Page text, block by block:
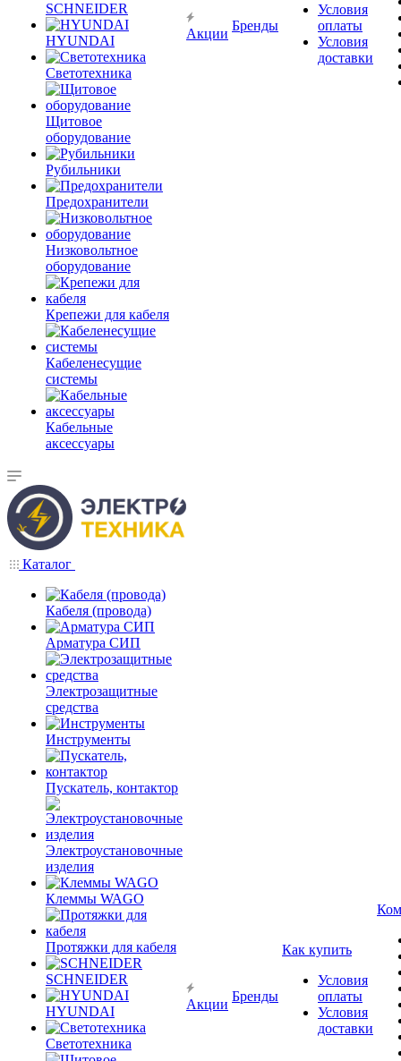
SCHNEIDER
HYUNDAI
Светотехника
Щитовое
оборудование
Рубильники
Предохранители
Низковольтное
оборудование
Крепежи для кабеля
Кабеленесущие
системы
Кабельные
аксессуары
Акции
Бренды
Условия
оплаты
Условия
доставки
Каталог
Кабеля (провода)
Арматура СИП
Электрозащитные
средства
Инструменты
Пускатель, контактор
Электроустановочные
изделия
Клеммы WAGO
Протяжки для кабеля
SCHNEIDER
HYUNDAI
Светотехника
Акции
Бренды
Как купить
Условия
оплаты
Условия
доставки